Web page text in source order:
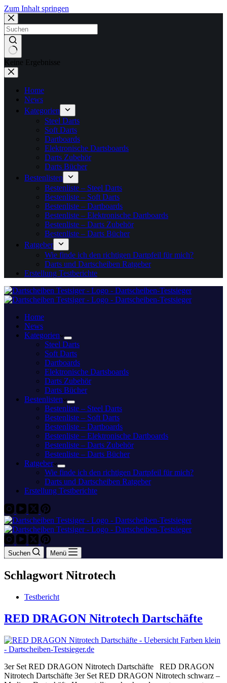
Zum Inhalt springen
Keine Ergebnisse
Home
News
Kategorien
Steel Darts
Soft Darts
Dartboards
Elektronische Dartsboards
Darts Zubehör
Darts Bücher
Bestenlisten
Bestenliste – Steel Darts
Bestenliste – Soft Darts
Bestenliste – Dartboards
Bestenliste – Elektronische Dartboards
Bestenliste – Darts Zubehör
Bestenliste – Darts Bücher
Ratgeber
Wie finde ich den richtigen Dartpfeil für mich?
Darts und Dartscheiben Ratgeber
Erstellung Testberichte
Home
News
Kategorien
Steel Darts
Soft Darts
Dartboards
Elektronische Dartsboards
Darts Zubehör
Darts Bücher
Bestenlisten
Bestenliste – Steel Darts
Bestenliste – Soft Darts
Bestenliste – Dartboards
Bestenliste – Elektronische Dartboards
Bestenliste – Darts Zubehör
Bestenliste – Darts Bücher
Ratgeber
Wie finde ich den richtigen Dartpfeil für mich?
Darts und Dartscheiben Ratgeber
Erstellung Testberichte
Suchen Menü
Schlagwort Nitrotech
Testbericht
RED DRAGON Nitrotech Dartschäfte
3er Set RED DRAGON Nitrotech Dartschäfte RED DRAGON
Nitrotech Dartschäfte 3er Set RED DRAGON Nitrotech schwarz –